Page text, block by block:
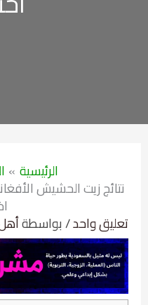
الرئيسية
نتائج زيت الحشيش
تعليق واحد/ بواسطة